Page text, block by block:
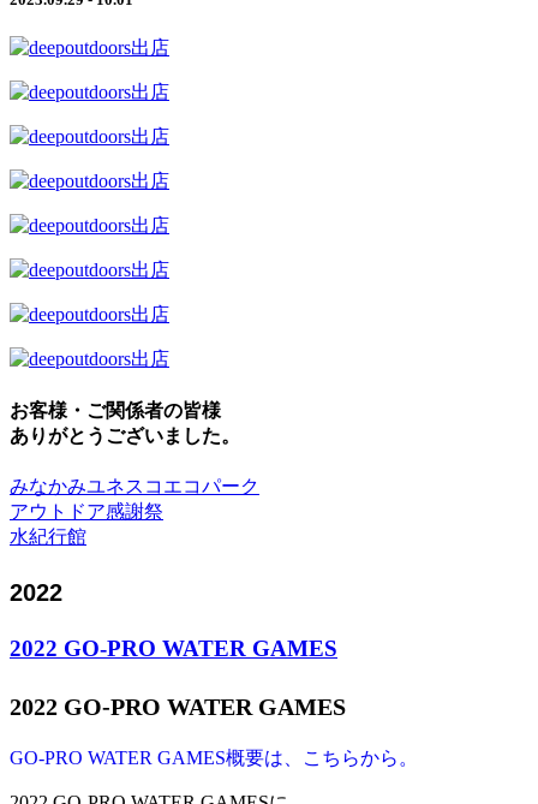
お客様・ご関係者の皆様
ありがとうございました。
みなかみユネスコエコパーク
アウトドア感謝祭
水紀行館
2022
2022 GO-PRO WATER GAMES
2022 GO-PRO WATER GAMES
GO-PRO WATER GAMES概要は、こちらから。